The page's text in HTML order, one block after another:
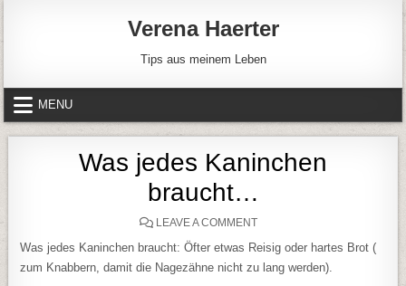
Verena Haerter
Tips aus meinem Leben
MENU
Was jedes Kaninchen
braucht…
LEAVE A COMMENTON WAS JEDES
Was jedes Kaninchen braucht: Öfter etwas Reisig oder hartes Brot (
zum Knabbern, damit die Nagezähne nicht zu lang werden).